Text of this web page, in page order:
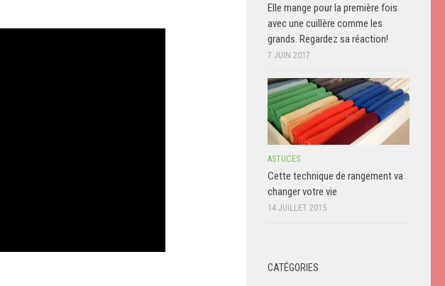
Elle mange pour la première fois
avec une cuillère comme les
grands. Regardez sa réaction!
7 JUIN 2017
ASTUCES
Cette technique de rangement va
changer votre vie
14 JUILLET 2015
CATÉGORIES